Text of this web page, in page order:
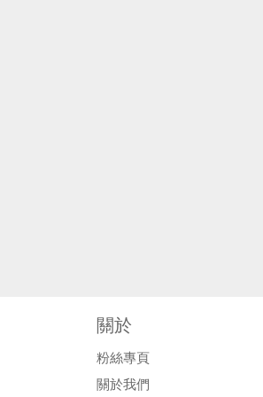
關於
粉絲專頁
關於我們